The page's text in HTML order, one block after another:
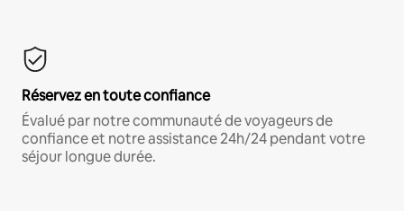
Réservez en toute confiance
Évalué par notre communauté de voyageurs de
confiance et notre assistance 24h/24 pendant votre
séjour longue durée.